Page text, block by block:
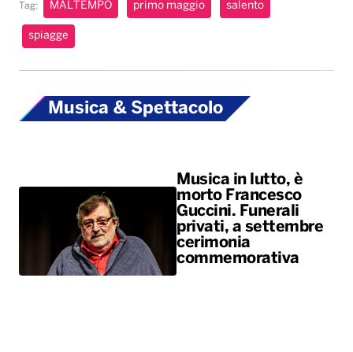
Tag: MALTEMPO primo maggio salento
spiagge
Musica & Spettacolo
Musica in lutto, è
morto Francesco
Guccini. Funerali
privati, a settembre
cerimonia
commemorativa